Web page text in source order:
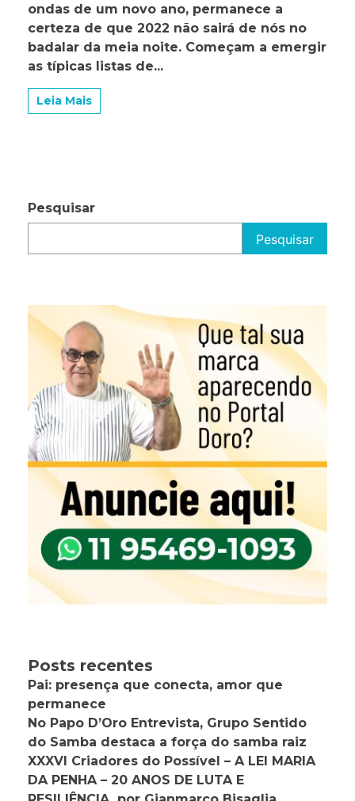
dias.
ondas de um novo ano, permanece a
certeza de que 2022 não sairá de nós no
badalar da meia noite. Começam a emergir
as típicas listas de...
Leia Mais
Pesquisar
Pesquisar
Posts recentes
Pai: presença que conecta, amor que
permanece
No Papo D’Oro Entrevista, Grupo Sentido
do Samba destaca a força do samba raiz
XXXVI Criadores do Possível – A LEI MARIA
DA PENHA – 20 ANOS DE LUTA E